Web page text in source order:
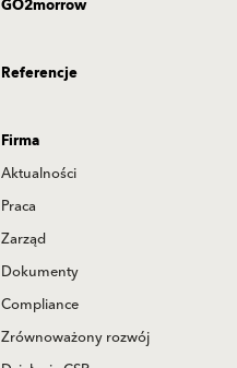
GO2morrow
Referencje
Firma
Aktualności
Praca
Zarząd
Dokumenty
Compliance
Zrównoważony rozwój